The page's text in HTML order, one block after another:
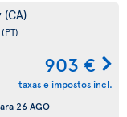
(CA)
(PT)
903 €
taxas e impostos incl.
26 AGO